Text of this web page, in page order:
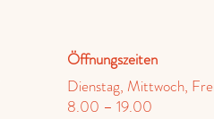
Öffnungszeiten
Dienstag, Mittwoch,
8.00 – 19.00